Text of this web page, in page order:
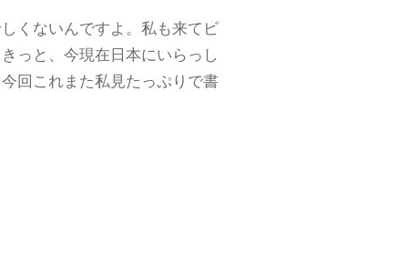
くないんですよ。私も来てビ
っと、今現在日本にいらっし
回これまた私見たっぷりで書